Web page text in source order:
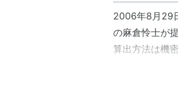
2006年8月29
の麻倉怜士が
算出方法は機